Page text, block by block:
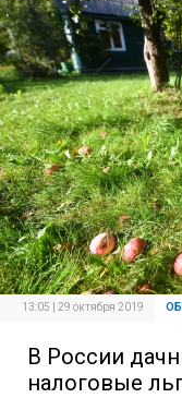
13:05 | 29 октября 2019
В России
налоговые